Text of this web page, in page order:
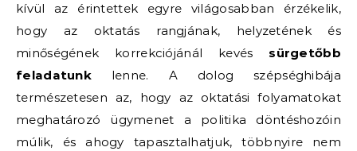
kívül az érintettek egyre világosabban érzékelik,
hogy az oktatás rangjának, helyzetének és
minőségének korrekciójánál kevés sürgetőbb
feladatunk lenne. A dolog szépséghibája
természetesen az, hogy az oktatási folyamatokat
meghatározó ügymenet a politika döntéshozóin
múlik, és ahogy tapasztalhatjuk, többnyire nem